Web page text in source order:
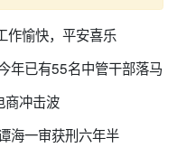
作愉快，平安喜乐
年已有55名中管干部落马
商冲击波
海一审获刑六年半